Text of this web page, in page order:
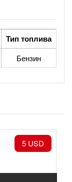
Тип топлива
Бензин
5 USD